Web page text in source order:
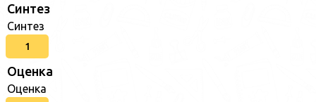
Синтез
Синтез
1
Оценка
Оценка